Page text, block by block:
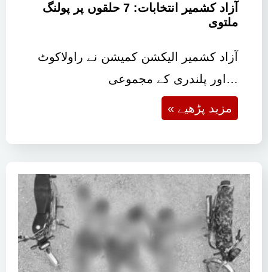
آزاد کشمیر انتخابات: 7 حلقوں پر پولنگ
ملتوی
آزاد کشمیر الیکشن کمیشن نے راولاکوٹ
اور پلندری کے مجموعی…
« مزید پڑھیے